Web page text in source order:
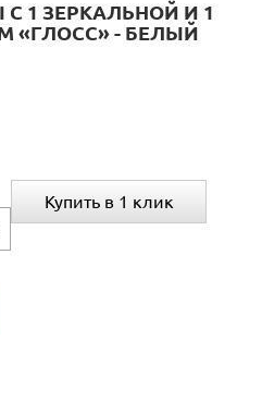
1 ЗЕРКАЛЬНОЙ И 1
«ГЛОСС» - БЕЛЫЙ
Купить в 1 клик